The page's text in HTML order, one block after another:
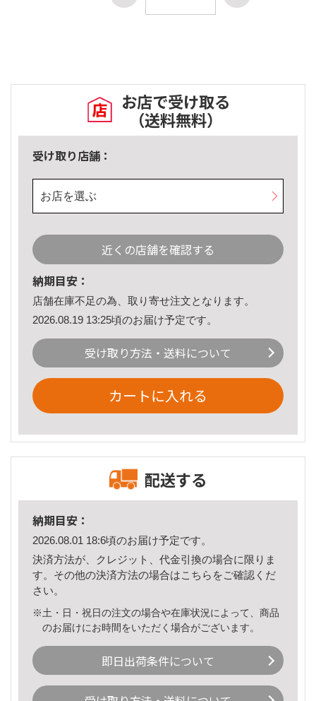
お店で受け取る
（送料無料）
受け取り店舗：
お店を選ぶ
近くの店舗を確認する
納期目安：
店舗在庫不足の為、取り寄せ注文となります。
2026.08.19 13:25頃のお届け予定です。
受け取り方法・送料について
カートに入れる
配送する
納期目安：
2026.08.01 18:6頃のお届け予定です。
決済方法が、クレジット、代金引換の場合に限りま
す。その他の決済方法の場合はこちら をご確認くだ
さい。
※土・日・祝日の注文の場合や在庫状況によって、商品
のお届けにお時間をいただく場合がございます。
即日出荷条件について